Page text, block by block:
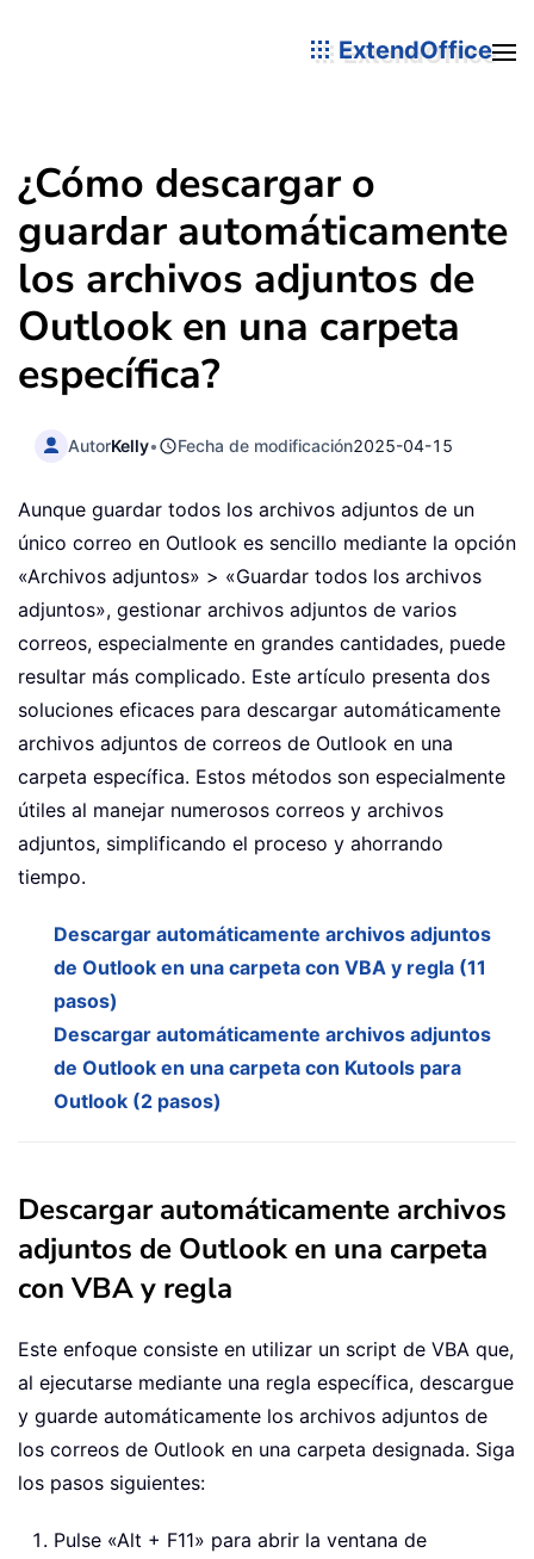
ExtendOffice
¿Cómo descargar o
guardar automáticamente
los archivos adjuntos de
Outlook en una carpeta
específica?
AutorKelly• Fecha de modificación2025-04-15
Aunque guardar todos los archivos adjuntos de un
único correo en Outlook es sencillo mediante la opción
«Archivos adjuntos» > «Guardar todos los archivos
adjuntos», gestionar archivos adjuntos de varios
correos, especialmente en grandes cantidades, puede
resultar más complicado. Este artículo presenta dos
soluciones eficaces para descargar automáticamente
archivos adjuntos de correos de Outlook en una
carpeta específica. Estos métodos son especialmente
útiles al manejar numerosos correos y archivos
adjuntos, simplificando el proceso y ahorrando
tiempo.
Descargar automáticamente archivos adjuntos
de Outlook en una carpeta con VBA y regla (11
pasos)
Descargar automáticamente archivos adjuntos
de Outlook en una carpeta con Kutools para
Outlook (2 pasos)
Descargar automáticamente archivos
adjuntos de Outlook en una carpeta
con VBA y regla
Este enfoque consiste en utilizar un script de VBA que,
al ejecutarse mediante una regla específica, descargue
y guarde automáticamente los archivos adjuntos de
los correos de Outlook en una carpeta designada. Siga
los pasos siguientes:
Pulse «Alt + F11» para abrir la ventana de